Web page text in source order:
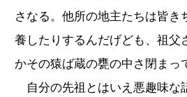
さなる。他所の地主たちは皆き
養したりするんだげども、祖父
かその猿ば蔵の甕の中さ閉ま
自分の先祖とはいえ悪趣味な